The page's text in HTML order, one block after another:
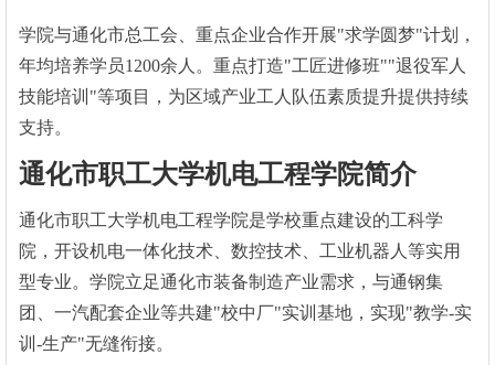
学院与通化市总工会、重点企业合作开展"求学圆梦"计划，
年均培养学员1200余人。重点打造"工匠进修班""退役军人
技能培训"等项目，为区域产业工人队伍素质提升提供持续
支持。
通化市职工大学机电工程学院简介
通化市职工大学机电工程学院是学校重点建设的工科学
院，开设机电一体化技术、数控技术、工业机器人等实用
型专业。学院立足通化市装备制造产业需求，与通钢集
团、一汽配套企业等共建"校中厂"实训基地，实现"教学-实
训-生产"无缝衔接。